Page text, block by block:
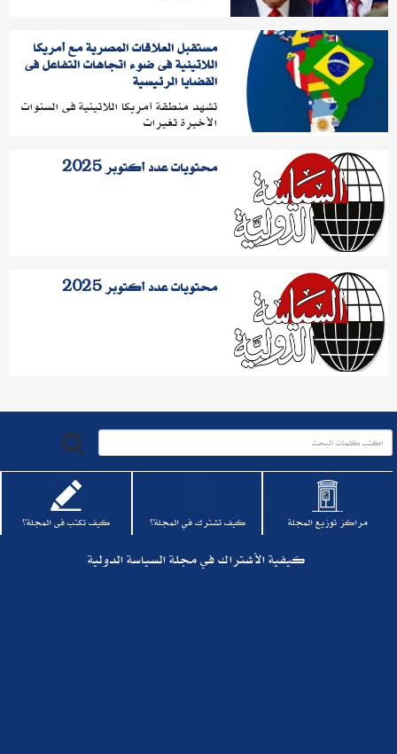
مستقبل العلاقات المصرية مع أمريكا
اللاتينية فى ضوء اتجاهات التفاعل فى
القضايا الرئيسية
تشهد منطقة أمريكا اللاتينية فى السنوات
الأخيرة تغيرات
محتويات عدد أكتوبر 2025
محتويات عدد أكتوبر 2025
مراكز توزيع المجلة كيف تشترك في المجلة؟ كيف تكتب فى المجلة؟
كيفية الأشتراك في مجلة السياسة الدولية